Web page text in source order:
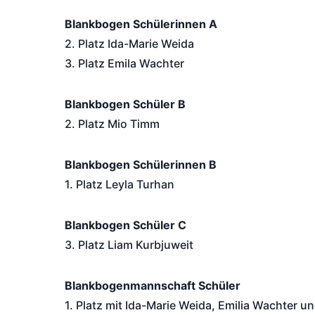
Blankbogen Schülerinnen A
2. Platz Ida-Marie Weida
3. Platz Emila Wachter
Blankbogen Schüler B
2. Platz Mio Timm
Blankbogen Schülerinnen B
1. Platz Leyla Turhan
Blankbogen Schüler C
3. Platz Liam Kurbjuweit
Blankbogenmannschaft Schüler
1. Platz mit Ida-Marie Weida, Emilia Wachter